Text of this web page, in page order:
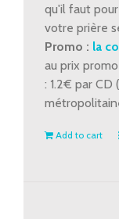
qu'il faut pour
votre prière
Promo : la
au prix
: 1.2€ par CD
Add to cart